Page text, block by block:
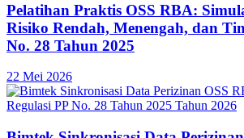
Pelatihan Praktis OSS RBA:
Risiko Rendah, Menengah, dan
No. 28 Tahun 2025
22 Mei 2026